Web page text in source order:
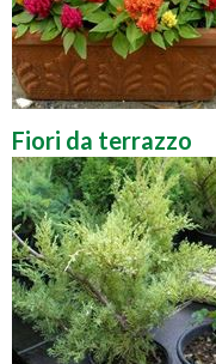
Fiori da terrazzo